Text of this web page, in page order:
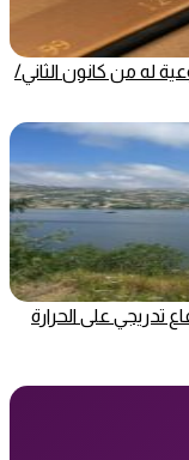
له من كانون الثاني/
تدريجي على الحرارة